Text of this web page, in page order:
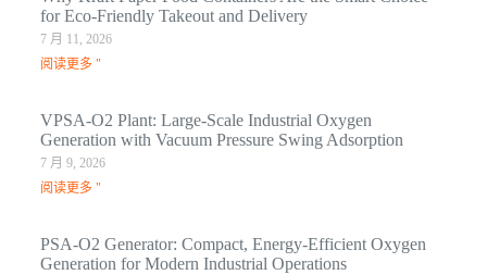
for Eco-Friendly Takeout and Delivery
7 月 11, 2026
阅读更多 "
VPSA-O2 Plant: Large-Scale Industrial Oxygen
Generation with Vacuum Pressure Swing Adsorption
7 月 9, 2026
阅读更多 "
PSA-O2 Generator: Compact, Energy-Efficient Oxygen
Generation for Modern Industrial Operations